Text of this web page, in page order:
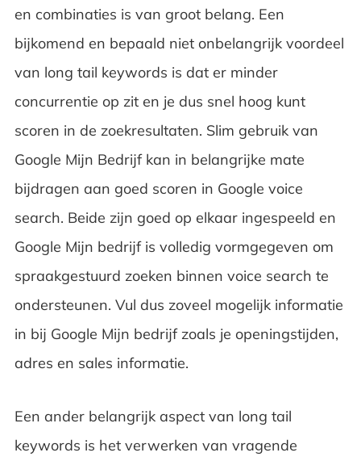
en combinaties is van groot belang. Een
bijkomend en bepaald niet onbelangrijk voordeel
van long tail keywords is dat er minder
concurrentie op zit en je dus snel hoog kunt
scoren in de zoekresultaten. Slim gebruik van
Google Mijn Bedrijf kan in belangrijke mate
bijdragen aan goed scoren in Google voice
search. Beide zijn goed op elkaar ingespeeld en
Google Mijn bedrijf is volledig vormgegeven om
spraakgestuurd zoeken binnen voice search te
ondersteunen. Vul dus zoveel mogelijk informatie
in bij Google Mijn bedrijf zoals je openingstijden,
adres en sales informatie.
Een ander belangrijk aspect van long tail
keywords is het verwerken van vragende